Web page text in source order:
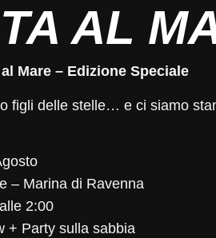
AL
Mare – Edizione Speciale
figli delle stelle… e ci siamo
– Marina di Ravenna
2:00
+ Party sulla sabbia